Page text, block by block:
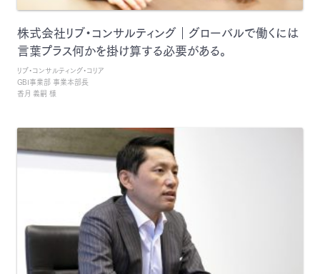
株式会社リブ・コンサルティング｜グローバルで働くには
言葉プラス何かを掛け算する必要がある。
リブ・コンサルティング・コリア
GBI事業部 事業本部長
香月 義嗣 様